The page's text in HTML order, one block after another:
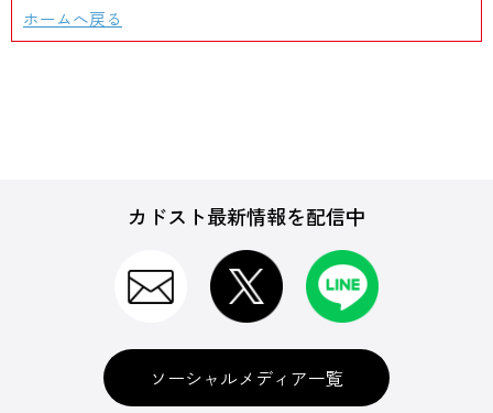
ホームへ戻る
カドスト最新情報を配信中
ソーシャルメディア一覧